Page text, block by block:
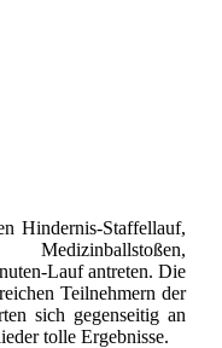
Hindernis-Staffellauf,
Lauf antreten. Die
Teilnehmern der
sich gegenseitig an
tolle Ergebnisse.